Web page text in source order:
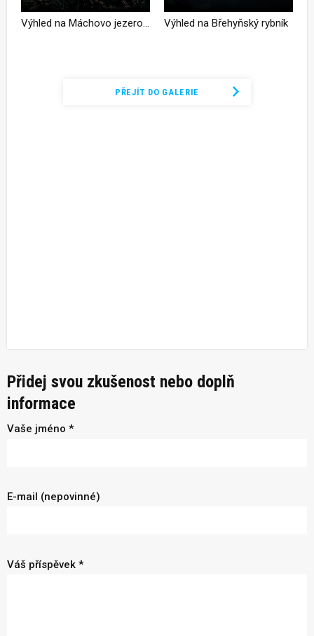
PŘEJÍT DO GALERIE
Výhled na Máchovo jezero z mostu na NS Swamp kousek od startu trasy Výhled na Břehyňský rybník
Přidej svou zkušenost nebo doplň
informace
Vaše jméno *
E-mail (nepovinné)
Váš příspěvek *